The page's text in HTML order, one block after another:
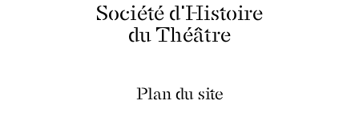
Société d'Histoire
du Théâtre
Plan du site